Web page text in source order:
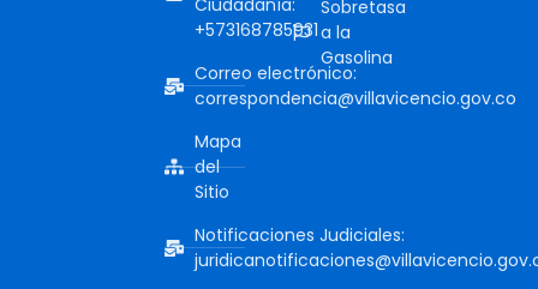
+573168785931
Correo electrónico:
correspondencia@villavicencio.gov.co
Mapa
del
Sitio
Notificaciones Judiciales:
Sobretasa
a la
Gasolina